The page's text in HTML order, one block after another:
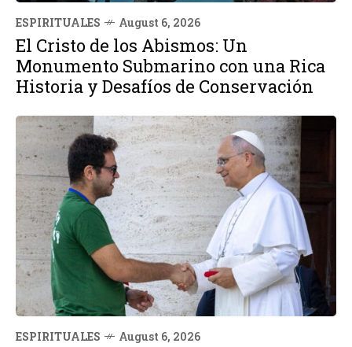
ESPIRITUALES August 6, 2026
El Cristo de los Abismos: Un
Monumento Submarino con una Rica
Historia y Desafíos de Conservación
ESPIRITUALES August 6, 2026